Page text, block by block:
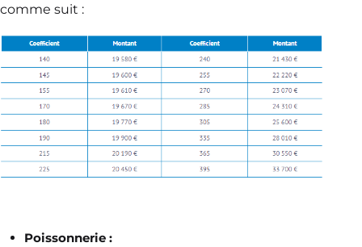
comme suit :
Poissonnerie :